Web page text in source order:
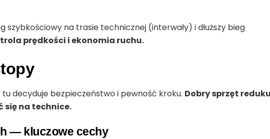
szybkościowy na trasie technicznej (interwały) i dłuższy bieg
prędkości i ekonomia ruchu.
decyduje bezpieczeństwo i pewność kroku. Dobry sprzęt
się na technice.
— kluczowe cechy